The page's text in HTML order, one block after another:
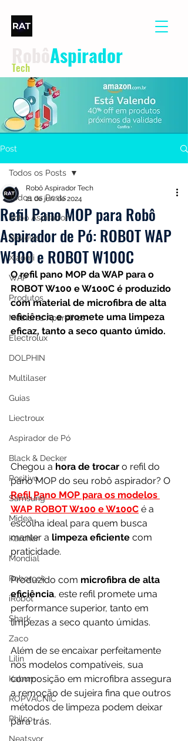
Aspirador
Tech
Post
Todos os Posts
Robô Aspirador
Reviews
Xiaomi
WAP
Produtos
Melhores Aparelhos
Electrolux
DOLPHIN
Multilaser
Guias
Liectroux
Aspirador de Pó
Black & Decker
Positivo
Samsung
Midea
Karcher
Mondial
Roborock
iRobot
Shark
Zaco
Lilin
Kabum
ROPVACNIC
Philco
Neatsvor
Todos os Posts
Refil Pano MOP para Robô
Aspirador de Pó: ROBOT WAP
W100 e ROBOT W100C
Robô Aspirador Tech
21 de jun. de 2024
O refil pano MOP da WAP para o
ROBOT W100 e W100C é produzido
com material de microfibra de alta
eficiência e promete uma limpeza
eficaz, tanto a seco quanto úmido.
Chegou a hora de trocar o refil do
pano MOP do seu robô aspirador? O
Refil Pano MOP para os modelos
WAP ROBOT W100 e W100C é a
escolha ideal para quem busca
manter a limpeza eficiente com
praticidade.
Produzido com microfibra de alta
eficiência, este refil promete uma
performance superior, tanto em
limpezas a seco quanto úmidas.
Além de se encaixar perfeitamente
nos modelos compatíveis, sua
composição em microfibra assegura
a remoção de sujeira fina que outros
métodos de limpeza podem deixar
para trás.